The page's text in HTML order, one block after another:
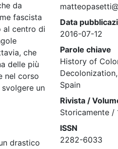
da
fascista
al centro di
che
delle più
nel corso
un
drastico
Data
2016-07-12
Parole chiave
History of
Spain
Rivista /
Storicamente /
ISSN
2282-6033